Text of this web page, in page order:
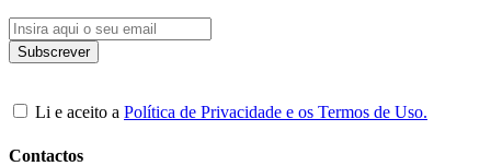
Li e aceito a Política de Privacidade e os Termos de Uso.
Contactos